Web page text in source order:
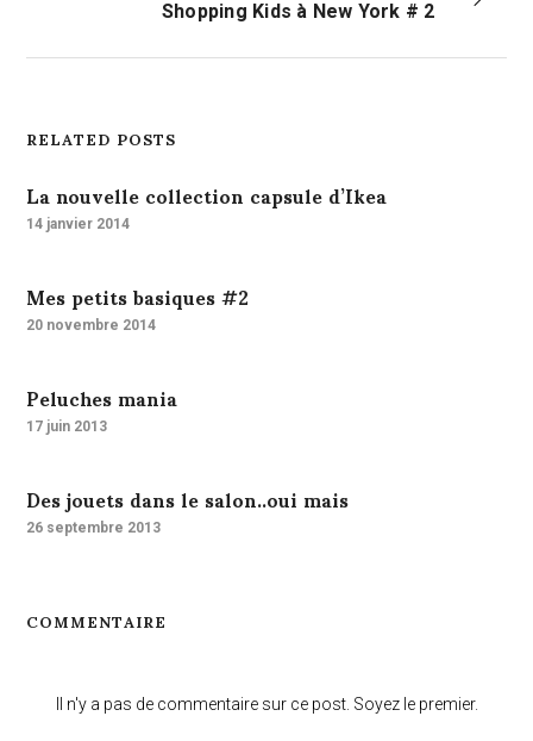
Shopping Kids à New York # 2
RELATED POSTS
La nouvelle collection capsule d’Ikea
14 janvier 2014
Mes petits basiques #2
20 novembre 2014
Peluches mania
17 juin 2013
Des jouets dans le salon..oui mais
26 septembre 2013
COMMENTAIRE
Il n'y a pas de commentaire sur ce post. Soyez le premier.